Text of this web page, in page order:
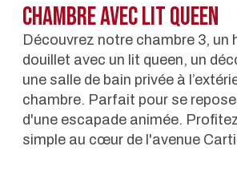
Chambre avec lit queen
Découvrez notre chambre 3, un
douillet avec un lit queen, un
une salle de bain privée à
chambre. Parfait pour se
d'une escapade animée.
simple au cœur de l'avenue